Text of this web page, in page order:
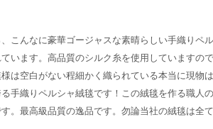
こんなに豪華ゴージャスな素晴らしい手織りペ
います。高品質のシルク糸を使用していますの
は空白がない程細かく織られている本当に現物
手織りペルシャ絨毯です！この絨毯を作る職人
。最高級品質の逸品です。勿論当社の絨毯は全